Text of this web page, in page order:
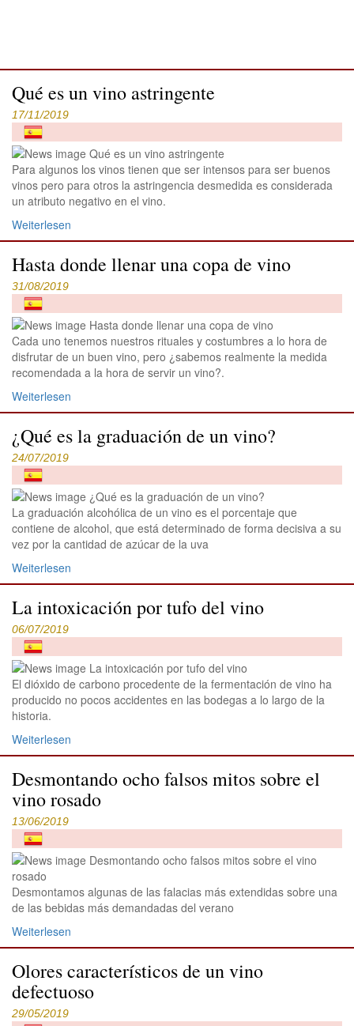
Qué es un vino astringente
17/11/2019
Para algunos los vinos tienen que ser intensos para ser buenos
vinos pero para otros la astringencia desmedida es considerada
un atributo negativo en el vino.
Weiterlesen
Hasta donde llenar una copa de vino
31/08/2019
Cada uno tenemos nuestros rituales y costumbres a lo hora de
disfrutar de un buen vino, pero ¿sabemos realmente la medida
recomendada a la hora de servir un vino?.
Weiterlesen
¿Qué es la graduación de un vino?
24/07/2019
La graduación alcohólica de un vino es el porcentaje que
contiene de alcohol, que está determinado de forma decisiva a su
vez por la cantidad de azúcar de la uva
Weiterlesen
La intoxicación por tufo del vino
06/07/2019
El dióxido de carbono procedente de la fermentación de vino ha
producido no pocos accidentes en las bodegas a lo largo de la
historia.
Weiterlesen
Desmontando ocho falsos mitos sobre el
vino rosado
13/06/2019
Desmontamos algunas de las falacias más extendidas sobre una
de las bebidas más demandadas del verano
Weiterlesen
Olores característicos de un vino
defectuoso
29/05/2019